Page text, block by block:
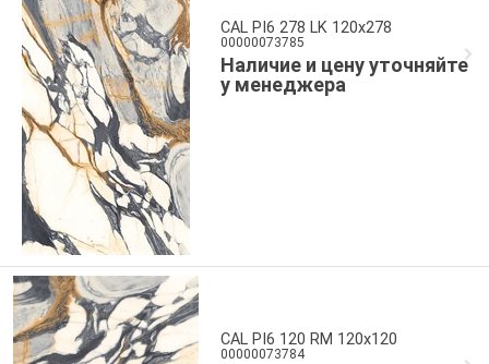
CAL PI6 278 LK 120x278
00000073785
Наличие и цену уточняйте
у менеджера
CAL PI6 120 RM 120x120
00000073784